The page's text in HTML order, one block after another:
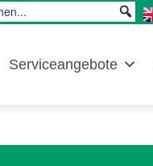
Serviceangebote